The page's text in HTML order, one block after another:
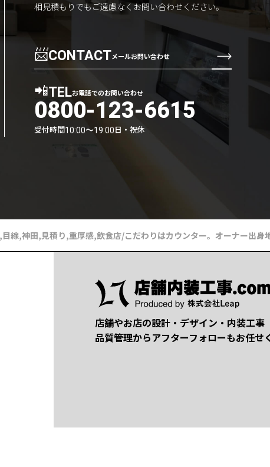
相見積もりでもご遠慮なくお問い合わせください。
📨CONTACTメールお問い合わせ
📲TELお電話でのお問い合わせ
0800-123-6615
受付時間10:00〜19:00日・祝休
,目線,神田,見積り,重厚感,飲食店/こだわりはカウンター。オーナー出身
店舗やお店の設計・デザイン・内装工事
品質管理からアフターフォローもお任せ